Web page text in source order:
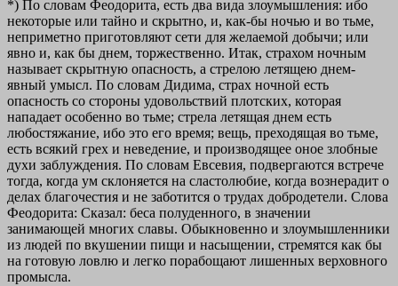
*) По словам Феодорита, есть два вида злоумышления: ибо
некоторые или тайно и скрытно, и, как-бы ночью и во тьме,
неприметно приготовляют сети для желаемой добычи; или
явно и, как бы днем, торжественно. Итак, страхом ночным
называет скрытную опасность, а стрелою летящею днем-
явный умысл. По словам Дидима, страх ночной есть
опасность со стороны удовольствий плотских, которая
нападает особенно во тьме; стрела летящая днем есть
любостяжание, ибо это его время; вещь, преходящая во тьме,
есть всякий грех и неведение, и производящее оное злобные
духи заблуждения. По словам Евсевия, подвергаются встрече
тогда, когда ум склоняется на сластолюбие, когда вознерадит о
делах благочестия и не заботится о трудах добродетели. Слова
Феодорита: Сказал: беса полуденного, в значении
занимающей многих славы. Обыкновенно и злоумышленники
из людей по вкушении пищи и насыщении, стремятся как бы
на готовую ловлю и легко порабощают лишенных верховного
промысла.